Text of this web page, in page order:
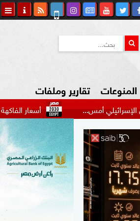
المنوعات
السياحة في مصر
التكنولوجيا
المرأة والأسرة
السيارات
تقارير وملفات
أسعار الفاكهة اليوم